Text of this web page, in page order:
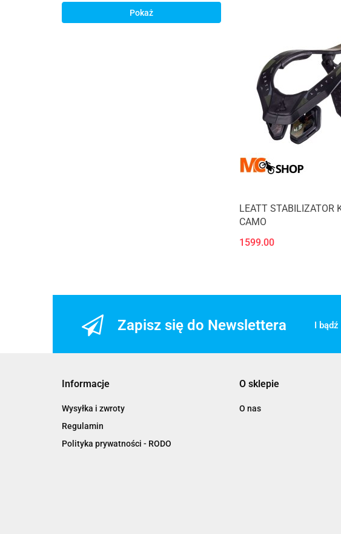
STABILIZATOR KARKU LEATT 3.5
BLUE L/XL - dostępny
CITRUS L/XL - dostępny
STABILIZATOR KARKU LEATT 5.5
STABILIZATOR KARKU LEATT 5.5
STABILIZATOR KARKU LEATT 5.5
WHITE L/XL - dostępny
STABILIZATOR KARKU LEATT 5.5
WHITE S/M - dostępny
Pokaż
LEATT STABILIZATOR
CAMO
1599.00
Zapisz się do Newslettera I
Informacje
Wysyłka i zwroty
Regulamin
Polityka prywatności - RODO
O sklepie
O nas